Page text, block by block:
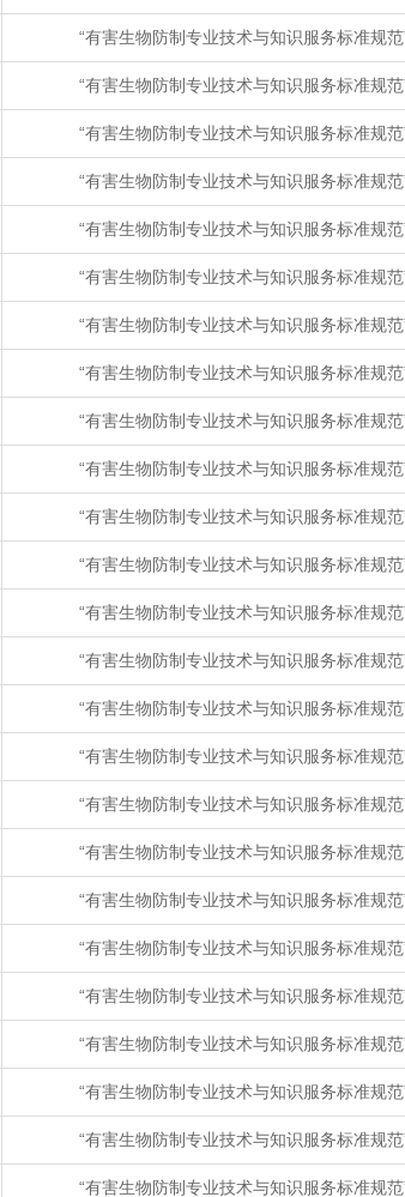
“有害生物防制专业技术与知识服务标准规范
“有害生物防制专业技术与知识服务标准规范
“有害生物防制专业技术与知识服务标准规范
“有害生物防制专业技术与知识服务标准规范
“有害生物防制专业技术与知识服务标准规范
“有害生物防制专业技术与知识服务标准规范
“有害生物防制专业技术与知识服务标准规范
“有害生物防制专业技术与知识服务标准规范
“有害生物防制专业技术与知识服务标准规范
“有害生物防制专业技术与知识服务标准规范
“有害生物防制专业技术与知识服务标准规范
“有害生物防制专业技术与知识服务标准规范
“有害生物防制专业技术与知识服务标准规范
“有害生物防制专业技术与知识服务标准规范
“有害生物防制专业技术与知识服务标准规范
“有害生物防制专业技术与知识服务标准规范
“有害生物防制专业技术与知识服务标准规范
“有害生物防制专业技术与知识服务标准规范
“有害生物防制专业技术与知识服务标准规范
“有害生物防制专业技术与知识服务标准规范
“有害生物防制专业技术与知识服务标准规范
“有害生物防制专业技术与知识服务标准规范
“有害生物防制专业技术与知识服务标准规范
“有害生物防制专业技术与知识服务标准规范
“有害生物防制专业技术与知识服务标准规范